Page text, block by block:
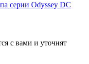
серии Odyssey DC
с вами и уточнят